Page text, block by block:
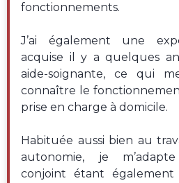
fonctionnements.
J’ai également une
acquise il y a quelques
aide-soignante, ce qui
connaître le
prise en charge à domicile.
Habituée aussi bien au
autonomie, je
conjoint étant